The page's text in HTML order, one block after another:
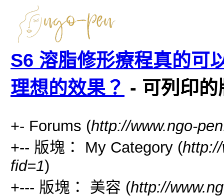
S6 溶脂修形療程真的可
理想的效果？ - 可列印的
+- Forums (http://www.ngo-
+-- 版塊： My Category (
fid=1)
+--- 版塊： 美容 (http://